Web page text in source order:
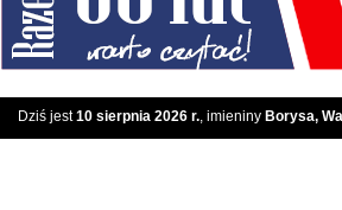
Dziś jest10 sierpnia 2026 r., imieniny Borysa,